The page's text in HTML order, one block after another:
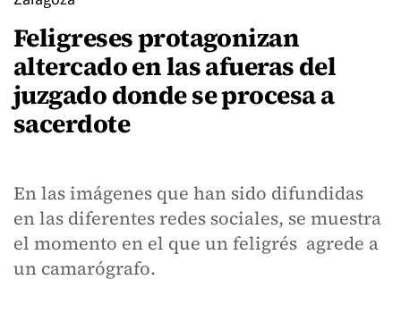
Feligreses protagonizan
altercado en las afueras del
juzgado donde se procesa a
sacerdote
En las imágenes que han sido difundidas
en las diferentes redes sociales, se muestra
el momento en el que un feligrés agrede a
un camarógrafo.